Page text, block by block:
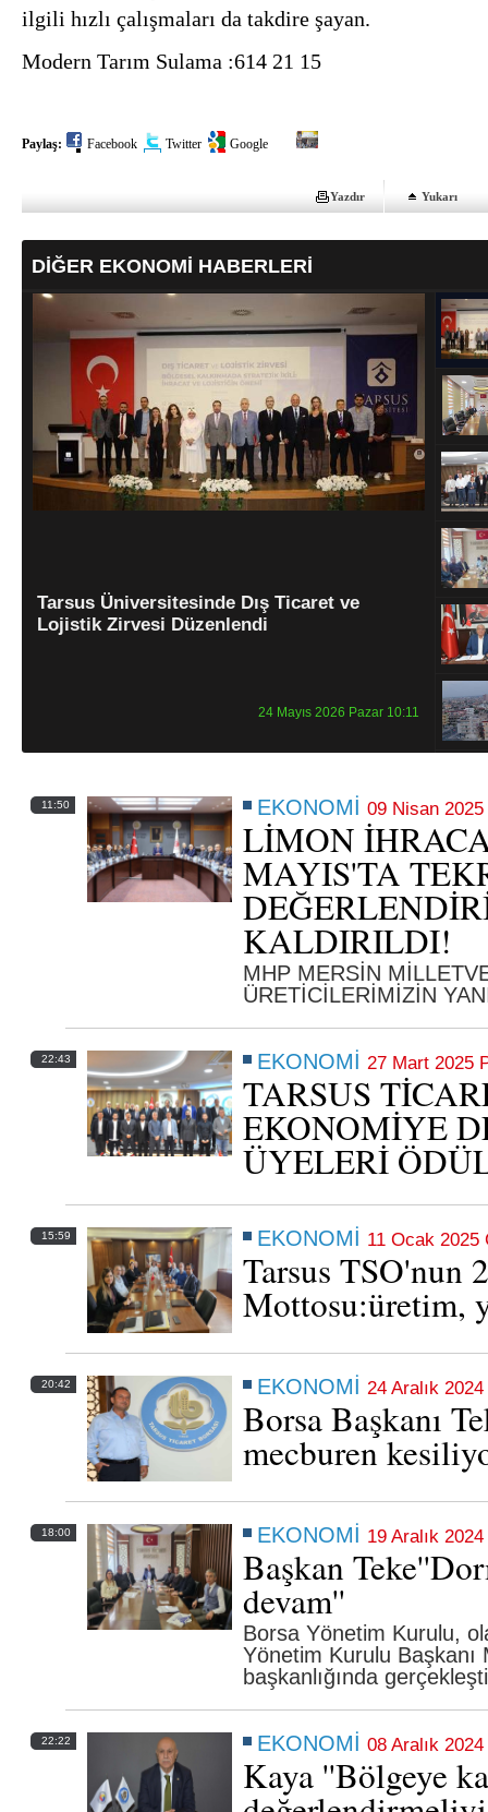
ilgili hızlı çalışmaları da takdire şayan.
Modern Tarım Sulama :614 21 15
Paylaş: Facebook Twitter Google
Yazdır Yukarı
DİĞER EKONOMİ HABERLERİ
Tarsus Üniversitesinde Dış Ticaret ve
Lojistik Zirvesi Düzenlendi
24 Mayıs 2026 Pazar 10:11
Tarsus Ticaret Borsası yönetim kurulu
toplandı
Tarsus Ticaret Borsası yönetim kurulu tarım ve ekonomi
Tarsus Ticaret Borsası'nda En Yüksek Tescil
Ücreti Ödeyenlere Plaket
EKONOMİ 09 Nisan
LİMON
MAYIS'TA
KALDIRILDI!
MHP MERSİN
ÜRETİCİLERİMİZİN
11:50
EKONOMİ 27 Mart 2025
TARSUS
EKONOMİYE
ÜYELERİ
22:43
EKONOMİ 11 Ocak 2025
Tarsus TSO'nun
Mottosu:üretim,
15:59
EKONOMİ 24 Aralık
Borsa Başkanı
mecburen
20:42
EKONOMİ 19 Aralık
Başkan
devam''
Borsa Yönetim Kurulu,
Yönetim Kurulu Başkanı
başkanlığında
18:00
EKONOMİ 08 Aralık
Kaya ''Bölgeye
22:22